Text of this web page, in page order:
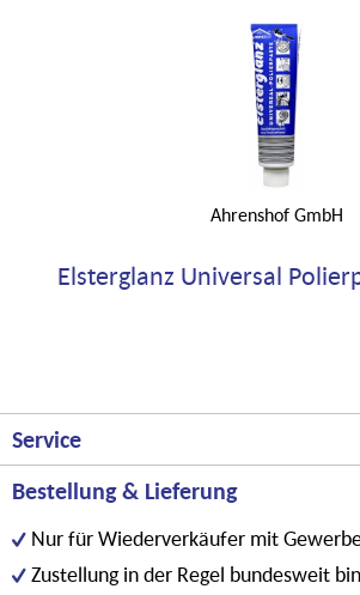
Ahrenshof GmbH
Elsterglanz Universal
Service
Bestellung & Lieferung
Nur für Wiederverkäufer mit
Zustellung in der Regel bundesweit